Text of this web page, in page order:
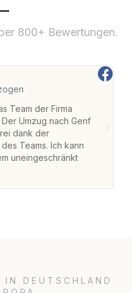
800+ Bewertungen.
Team der Firma
Umzug nach Genf
dank der
Teams. Ich kann
uneingeschränkt
IN DEUTSCHLAND